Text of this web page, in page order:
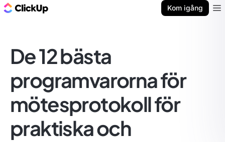
Kom igång
De 12 bästa
programvarorna för
mötesprotokoll för
praktiska och